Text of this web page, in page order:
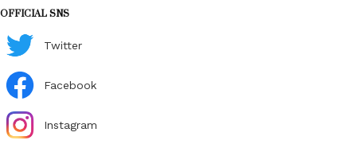
OFFICIAL SNS
Twitter
Facebook
Instagram